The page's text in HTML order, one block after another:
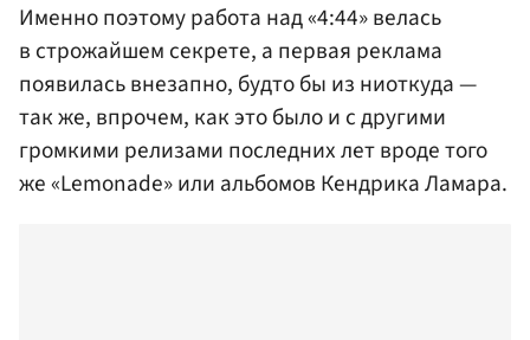
Именно поэтому работа над «4:44» велась
в строжайшем секрете, а первая реклама
появилась внезапно, будто бы из ниоткуда —
так же, впрочем, как это было и с другими
громкими релизами последних лет вроде того
же «Lemonade» или альбомов Кендрика Ламара.